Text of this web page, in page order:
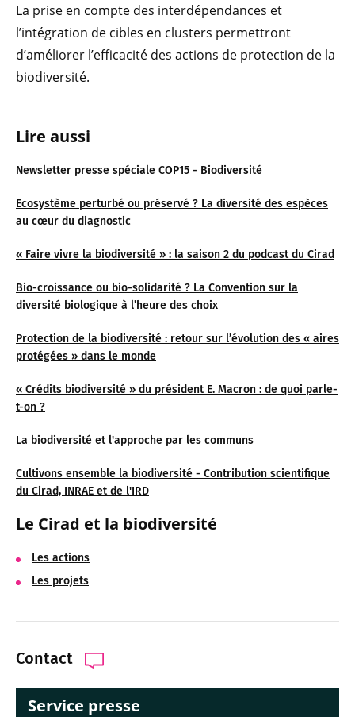
Lire aussi
Newsletter presse spéciale COP15 - Biodiversité
Ecosystème perturbé ou préservé ? La diversité des espèces
au cœur du diagnostic
« Faire vivre la biodiversité » : la saison 2 du podcast du Cirad
Bio-croissance ou bio-solidarité ? La Convention sur la
diversité biologique à l’heure des choix
Protection de la biodiversité : retour sur l’évolution des « aires
protégées » dans le monde
« Crédits biodiversité » du président E. Macron : de quoi parle-
t-on ?
La biodiversité et l'approche par les communs
Cultivons ensemble la biodiversité - Contribution scientifique
du Cirad, INRAE et de l'IRD
Le Cirad et la biodiversité
Les actions
Les projets
Contact
Service presse
La prise en compte des interdépendances et
l’intégration de cibles en clusters permettront
d’améliorer l’efficacité des actions de protection de la
biodiversité.